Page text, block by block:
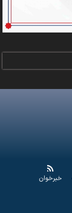
خبرخوان